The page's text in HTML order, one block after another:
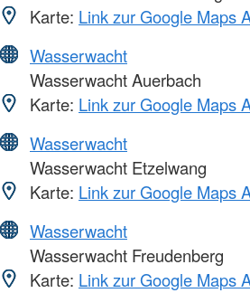
Karte: Link zur Google Maps
Wasserwacht
Wasserwacht Auerbach
Karte: Link zur Google Maps
Wasserwacht
Wasserwacht Etzelwang
Karte: Link zur Google Maps
Wasserwacht
Wasserwacht Freudenberg
Karte: Link zur Google Maps